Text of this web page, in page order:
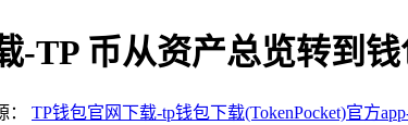
-TP 币从资产总览转到
： TP钱包官网下载-tp钱包下载(TokenPocket)官方